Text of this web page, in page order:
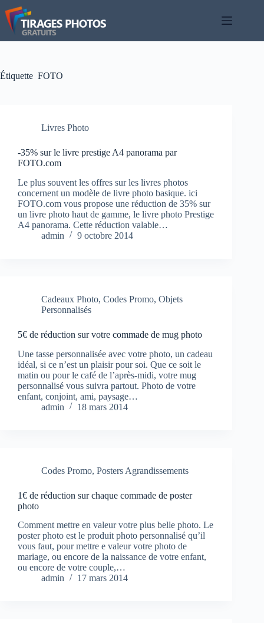
Passer
au
contenu
Étiquette FOTO
Livres Photo
-35% sur le livre prestige A4 panorama par
FOTO.com
Le plus souvent les offres sur les livres photos
concernent un modèle de livre photo basique. ici
FOTO.com vous propose une réduction de 35% sur
un livre photo haut de gamme, le livre photo Prestige
A4 panorama. Cette réduction valable…
admin
9 octobre 2014
Cadeaux Photo, Codes Promo, Objets
Personnalisés
5€ de réduction sur votre commade de mug photo
Une tasse personnalisée avec votre photo, un cadeau
idéal, si ce n’est un plaisir pour soi. Que ce soit le
matin ou pour le café de l’après-midi, votre mug
personnalisé vous suivra partout. Photo de votre
enfant, conjoint, ami, paysage…
admin
18 mars 2014
Codes Promo, Posters Agrandissements
1€ de réduction sur chaque commade de poster
photo
Comment mettre en valeur votre plus belle photo. Le
poster photo est le produit photo personnalisé qu’il
vous faut, pour mettre e valeur votre photo de
mariage, ou encore de la naissance de votre enfant,
ou encore de votre couple,…
admin
17 mars 2014